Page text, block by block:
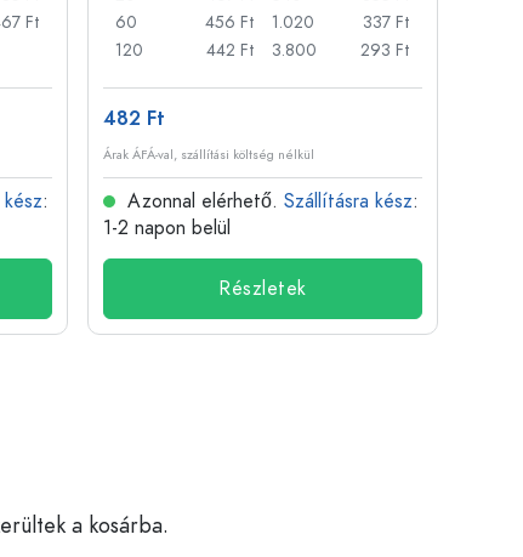
Ft
:
60
456 Ft
120
442 Ft
1.020
337 Ft
3.800
293 Ft
482 Ft
Árak ÁFÁ-val, szállítási költség nélkül
Azonnal elérhető. Szállításra kész:
1-2 napon belül
Részletek
a kosárba.